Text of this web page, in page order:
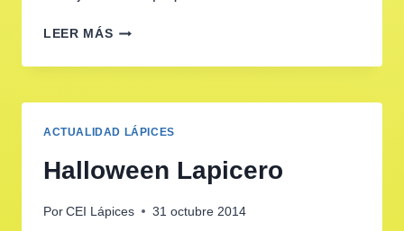
LEER MÁSPARA
DE
ACTUALIDAD LÁPICES
Halloween Lapicero
Por CEI Lápices 31 octubre 2014